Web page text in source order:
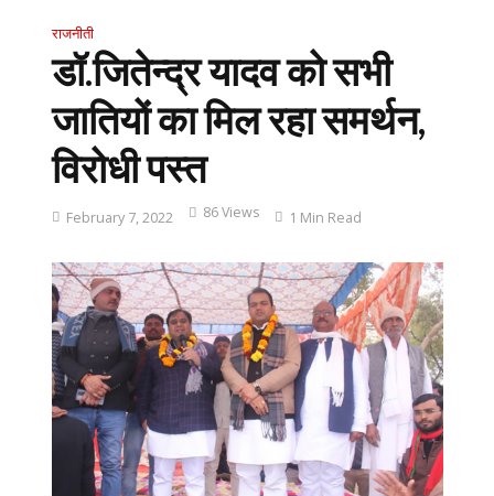
राजनीती
डॉ.जितेन्द्र यादव को सभी
जातियों का मिल रहा समर्थन,
विरोधी पस्त
February 7, 2022 86 Views 1 Min Read